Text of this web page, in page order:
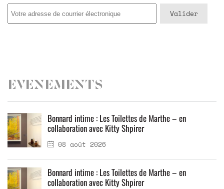
Evenements
08 août 2026
Bonnard intime : Les Toilettes de Marthe – en
collaboration avec Kitty Shpirer
Bonnard intime : Les Toilettes de Marthe – en
collaboration avec Kitty Shpirer